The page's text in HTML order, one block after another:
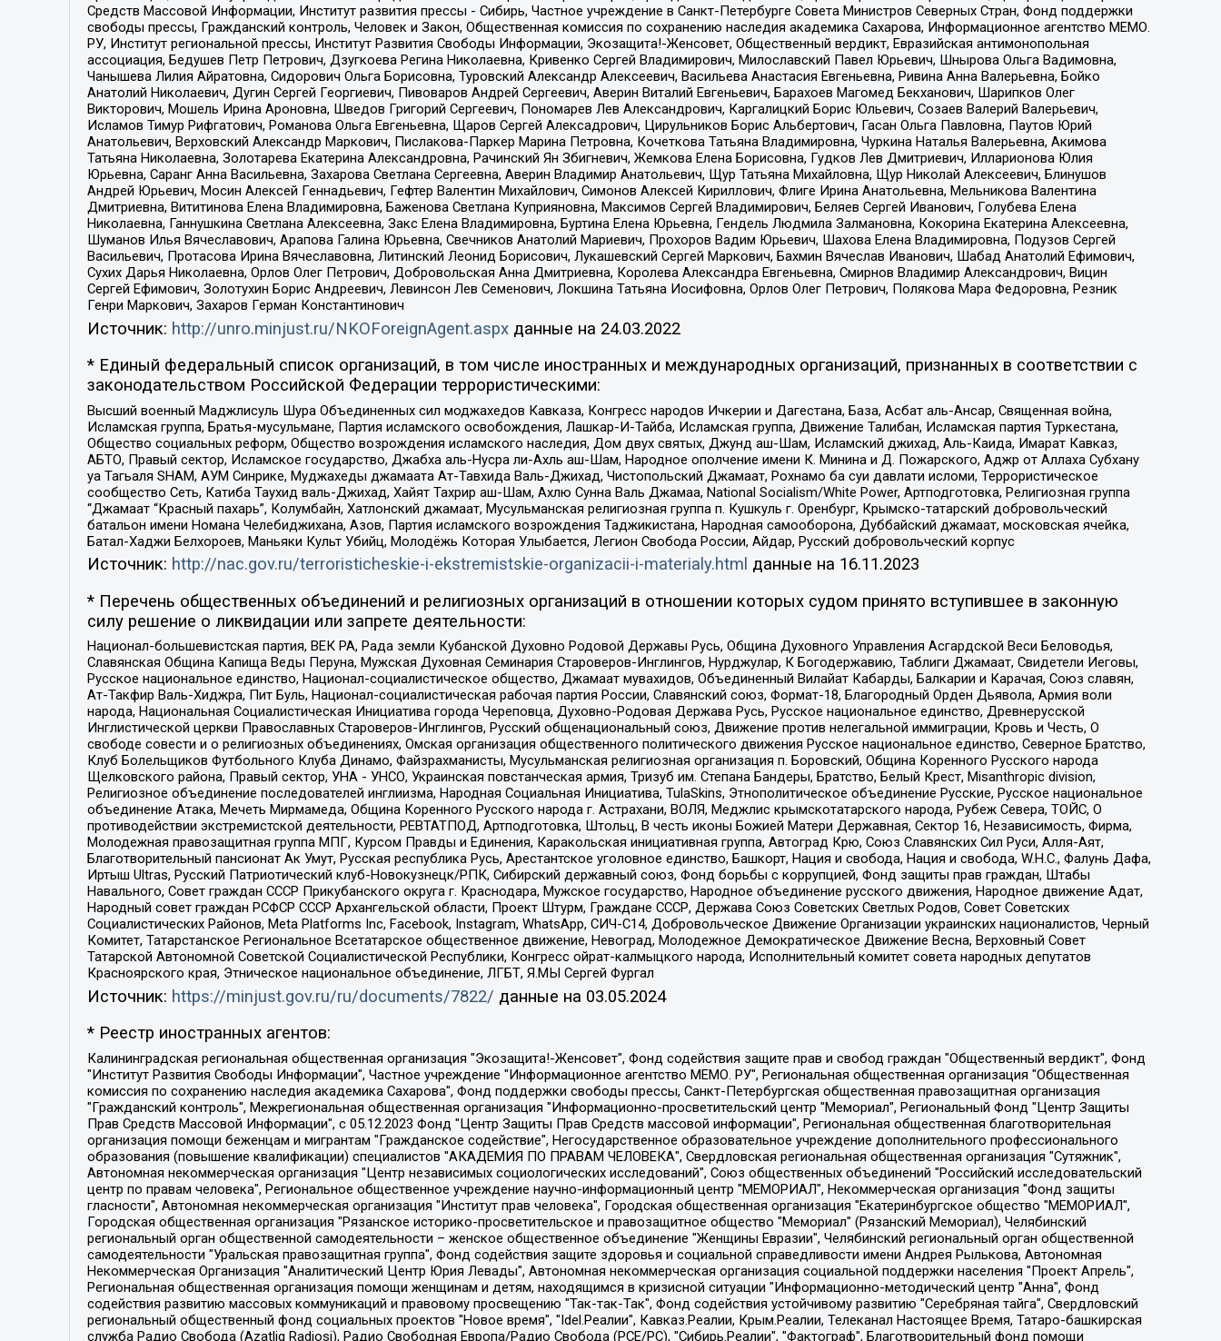
Средств Массовой Информации, Институт развития прессы - Сибирь, Частное учреждение в Санкт-Петербурге Совета Министров Северных Стран, Фонд поддержки
свободы прессы, Гражданский контроль, Человек и Закон, Общественная комиссия по сохранению наследия академика Сахарова, Информационное агентство МЕМО.
РУ, Институт региональной прессы, Институт Развития Свободы Информации, Экозащита!-Женсовет, Общественный вердикт, Евразийская антимонопольная
ассоциация, Бедушев Петр Петрович, Дзугкоева Регина Николаевна, Кривенко Сергей Владимирович, Милославский Павел Юрьевич, Шнырова Ольга Вадимовна,
Чанышева Лилия Айратовна, Сидорович Ольга Борисовна, Туровский Александр Алексеевич, Васильева Анастасия Евгеньевна, Ривина Анна Валерьевна, Бойко
Анатолий Николаевич, Дугин Сергей Георгиевич, Пивоваров Андрей Сергеевич, Аверин Виталий Евгеньевич, Барахоев Магомед Бекханович, Шарипков Олег
Викторович, Мошель Ирина Ароновна, Шведов Григорий Сергеевич, Пономарев Лев Александрович, Каргалицкий Борис Юльевич, Созаев Валерий Валерьевич,
Исламов Тимур Рифгатович, Романова Ольга Евгеньевна, Щаров Сергей Алексадрович, Цирульников Борис Альбертович, Гасан Ольга Павловна, Паутов Юрий
Анатольевич, Верховский Александр Маркович, Пислакова-Паркер Марина Петровна, Кочеткова Татьяна Владимировна, Чуркина Наталья Валерьевна, Акимова
Татьяна Николаевна, Золотарева Екатерина Александровна, Рачинский Ян Збигневич, Жемкова Елена Борисовна, Гудков Лев Дмитриевич, Илларионова Юлия
Юрьевна, Саранг Анна Васильевна, Захарова Светлана Сергеевна, Аверин Владимир Анатольевич, Щур Татьяна Михайловна, Щур Николай Алексеевич, Блинушов
Андрей Юрьевич, Мосин Алексей Геннадьевич, Гефтер Валентин Михайлович, Симонов Алексей Кириллович, Флиге Ирина Анатольевна, Мельникова Валентина
Дмитриевна, Вититинова Елена Владимировна, Баженова Светлана Куприяновна, Максимов Сергей Владимирович, Беляев Сергей Иванович, Голубева Елена
Николаевна, Ганнушкина Светлана Алексеевна, Закс Елена Владимировна, Буртина Елена Юрьевна, Гендель Людмила Залмановна, Кокорина Екатерина Алексеевна,
Шуманов Илья Вячеславович, Арапова Галина Юрьевна, Свечников Анатолий Мариевич, Прохоров Вадим Юрьевич, Шахова Елена Владимировна, Подузов Сергей
Васильевич, Протасова Ирина Вячеславовна, Литинский Леонид Борисович, Лукашевский Сергей Маркович, Бахмин Вячеслав Иванович, Шабад Анатолий Ефимович,
Сухих Дарья Николаевна, Орлов Олег Петрович, Добровольская Анна Дмитриевна, Королева Александра Евгеньевна, Смирнов Владимир Александрович, Вицин
Сергей Ефимович, Золотухин Борис Андреевич, Левинсон Лев Семенович, Локшина Татьяна Иосифовна, Орлов Олег Петрович, Полякова Мара Федоровна, Резник
Генри Маркович, Захаров Герман Константинович
Источник: http://unro.minjust.ru/NKOForeignAgent.aspxданные на 24.03.2022
* Единый федеральный список организаций, в том числе иностранных и международных организаций, признанных в соответствии с
законодательством Российской Федерации террористическими:
Высший военный Маджлисуль Шура Объединенных сил моджахедов Кавказа, Конгресс народов Ичкерии и Дагестана, База, Асбат аль-Ансар, Священная война,
Исламская группа, Братья-мусульмане, Партия исламского освобождения, Лашкар-И-Тайба, Исламская группа, Движение Талибан, Исламская партия Туркестана,
Общество социальных реформ, Общество возрождения исламского наследия, Дом двух святых, Джунд аш-Шам, Исламский джихад, Аль-Каида, Имарат Кавказ,
АБТО, Правый сектор, Исламское государство, Джабха аль-Нусра ли-Ахль аш-Шам, Народное ополчение имени К. Минина и Д. Пожарского, Аджр от Аллаха Субхану
уа Тагьаля SHAM, АУМ Синрике, Муджахеды джамаата Ат-Тавхида Валь-Джихад, Чистопольский Джамаат, Рохнамо ба суи давлати исломи, Террористическое
сообщество Сеть, Катиба Таухид валь-Джихад, Хайят Тахрир аш-Шам, Ахлю Сунна Валь Джамаа, National Socialism/White Power, Артподготовка, Религиозная группа
“Джамаат “Красный пахарь”, Колумбайн, Хатлонский джамаат, Мусульманская религиозная группа п. Кушкуль г. Оренбург, Крымско-татарский добровольческий
батальон имени Номана Челебиджихана, Азов, Партия исламского возрождения Таджикистана, Народная самооборона, Дуббайский джамаат, московская ячейка,
Батал-Хаджи Белхороев, Маньяки Культ Убийц, Молодёжь Которая Улыбается, Легион Свобода России, Айдар, Русский добровольческий корпус
Источник: http://nac.gov.ru/terroristicheskie-i-ekstremistskie-organizacii-i-materialy.html данные на 16.11.2023
* Перечень общественных объединений и религиозных организаций в отношении которых судом принято вступившее в законную
силу решение о ликвидации или запрете деятельности:
Национал-большевистская партия, ВЕК РА, Рада земли Кубанской Духовно Родовой Державы Русь, Община Духовного Управления Асгардской Веси Беловодья,
Славянская Община Капища Веды Перуна, Мужская Духовная Семинария Староверов-Инглингов, Нурджулар, К Богодержавию, Таблиги Джамаат, Свидетели Иеговы,
Русское национальное единство, Национал-социалистическое общество, Джамаат мувахидов, Объединенный Вилайат Кабарды, Балкарии и Карачая, Союз славян,
Ат-Такфир Валь-Хиджра, Пит Буль, Национал-социалистическая рабочая партия России, Славянский союз, Формат-18, Благородный Орден Дьявола, Армия воли
народа, Национальная Социалистическая Инициатива города Череповца, Духовно-Родовая Держава Русь, Русское национальное единство, Древнерусской
Инглистической церкви Православных Староверов-Инглингов, Русский общенациональный союз, Движение против нелегальной иммиграции, Кровь и Честь, О
свободе совести и о религиозных объединениях, Омская организация общественного политического движения Русское национальное единство, Северное Братство,
Клуб Болельщиков Футбольного Клуба Динамо, Файзрахманисты, Мусульманская религиозная организация п. Боровский, Община Коренного Русского народа
Щелковского района, Правый сектор, УНА - УНСО, Украинская повстанческая армия, Тризуб им. Степана Бандеры, Братство, Белый Крест, Misanthropic division,
Религиозное объединение последователей инглиизма, Народная Социальная Инициатива, TulaSkins, Этнополитическое объединение Русские, Русское национальное
объединение Атака, Мечеть Мирмамеда, Община Коренного Русского народа г. Астрахани, ВОЛЯ, Меджлис крымскотатарского народа, Рубеж Севера, ТОЙС, О
противодействии экстремистской деятельности, РЕВТАТПОД, Артподготовка, Штольц, В честь иконы Божией Матери Державная, Сектор 16, Независимость, Фирма,
Молодежная правозащитная группа МПГ, Курсом Правды и Единения, Каракольская инициативная группа, Автоград Крю, Союз Славянских Сил Руси, Алля-Аят,
Благотворительный пансионат Ак Умут, Русская республика Русь, Арестантское уголовное единство, Башкорт, Нация и свобода, Нация и свобода, W.H.С., Фалунь Дафа,
Иртыш Ultras, Русский Патриотический клуб-Новокузнецк/РПК, Сибирский державный союз, Фонд борьбы с коррупцией, Фонд защиты прав граждан, Штабы
Навального, Совет граждан СССР Прикубанского округа г. Краснодара, Мужское государство, Народное объединение русского движения, Народное движение Адат,
Народный совет граждан РСФСР СССР Архангельской области, Проект Штурм, Граждане СССР, Держава Союз Советских Светлых Родов, Совет Советских
Социалистических Районов, Meta Platforms Inc, Facebook, Instagram, WhatsApp, СИЧ-С14, Добровольческое Движение Организации украинских националистов, Черный
Комитет, Татарстанское Региональное Всетатарское общественное движение, Невоград, Молодежное Демократическое Движение Весна, Верховный Совет
Татарской Автономной Советской Социалистической Республики, Конгресс ойрат-калмыцкого народа, Исполнительный комитет совета народных депутатов
Красноярского края, Этническое национальное объединение, ЛГБТ, Я.МЫ Сергей Фургал
Источник: https://minjust.gov.ru/ru/documents/7822/ данные на 03.05.2024
* Реестр иностранных агентов:
Калининградская региональная общественная организация "Экозащита!-Женсовет", Фонд содействия защите прав и свобод граждан "Общественный вердикт", Фонд "Институт Развития Свободы Информации", Частное учреждение "Информационное агентство МЕМО. РУ", Региональная общественная организация "Общественная комиссия по сохранению наследия академика Сахарова", Фонд поддержки свободы прессы, Санкт-Петербургская общественная правозащитная организация "Гражданский контроль", Межрегиональная общественная организация "Информационно-просветительский центр "Мемориал", Региональный Фонд "Центр Защиты Прав Средств Массовой Информации", с 05.12.2023 Фонд "Центр Защиты Прав Средств массовой информации", Региональная общественная благотворительная организация помощи беженцам и мигрантам "Гражданское содействие", Негосударственное образовательное учреждение дополнительного профессионального образования (повышение квалификации) специалистов "АКАДЕМИЯ ПО ПРАВАМ ЧЕЛОВЕКА", Свердловская региональная общественная организация "Сутяжник", Автономная некоммерческая организация "Центр независимых социологических исследований", Союз общественных объединений "Российский исследовательский центр по правам человека", Региональное общественное учреждение научно-информационный центр "МЕМОРИАЛ", Некоммерческая организация "Фонд защиты гласности", Автономная некоммерческая организация "Институт прав человека", Городская общественная организация "Екатеринбургское общество "МЕМОРИАЛ", Городская общественная организация "Рязанское историко-просветительское и правозащитное общество "Мемориал" (Рязанский Мемориал), Челябинский региональный орган общественной самодеятельности – женское общественное объединение "Женщины Евразии", Челябинский региональный орган общественной самодеятельности "Уральская правозащитная группа", Фонд содействия защите здоровья и социальной справедливости имени Андрея Рылькова, Автономная Некоммерческая Организация "Аналитический Центр Юрия Левады", Автономная некоммерческая организация социальной поддержки населения "Проект Апрель", Региональная общественная организация помощи женщинам и детям, находящимся в кризисной ситуации "Информационно-методический центр "Анна", Фонд содействия развитию массовых коммуникаций и правовому просвещению "Так-так-Так", Фонд содействия устойчивому развитию "Серебряная тайга", Свердловский региональный общественный фонд социальных проектов "Новое время", "Idel.Реалии", Кавказ.Реалии, Крым.Реалии, Телеканал Настоящее Время, Татаро-башкирская служба Радио Свобода (Azatliq Radiosi), Радио Свободная Европа/Радио Свобода (PCE/PC), "Сибирь.Реалии", "Фактограф", Благотворительный фонд помощи осужденным и их семьям, Автономная некоммерческая организация "Институт глобализации и социальных движений", Фонд "В защиту прав заключенных", Частное учреждение "Центр поддержки и содействия развитию средств массовой информации", Пензенский региональный общественный благотворительный фонд "Гражданский союз", "Север.Реалии", Некоммерческая организация Фонд "Правовая инициатива", Общество с ограниченной ответственностью "Радио Свободная Европа/Радио Свобода", Чешское информационное агентство "MEDIUM-ORIENT", Красноярская региональная общественная организация "Мы против СПИДа", Камалягин Денис Николаевич, Маркелов Сергей Евгеньевич, Пономарев Лев Александрович, Савицкая Людмила Алексеевна, Автономная некоммерческая организация "Центр по работе с проблемой насилия "НАСИЛИЮ.НЕТ", Межрегиональный профессиональный союз работников здравоохранения "Альянс врачей", Юридическое лицо, зарегистрированное в Латвийской Республике, SIA "Medusa Project" (регистрационный номер 40103797863, дата регистрации 10.06.2014), Некоммерческая организация "Фонд по борьбе с коррупцией", Автономная некоммерческая организация "Институт права и публичной политики", Баданин Роман Сергеевич, Гликин Максим Александрович, Железнова Мария Михайловна, Лукьянова Юлия Сергеевна, Маетная Елизавета Витальевна, Маняхин Петр Борисович, Чуракова Ольга Владимировна, Ярош Юлия Петровна, Юридическое лицо "The Insider SIA", зарегистрированное в Риге, Латвийская Республика (дата регистрации 26.06.2015), являющееся администратором доменного имени интернет-издания "The Insider SIA", https://theins.ru, Постернак Алексей Евгеньевич, Рубин Михаил Аркадьевич, Анин Роман Александрович, Юридическое лицо Istories fonds, зарегистрированное в Латвийской Республике (регистрационный номер 50008295751, дата регистрации 24.02.2020), Великовский Дмитрий Александрович, Долинина Ирина Николаевна, Мароховская Алеся Алексеевна, Шлейнов Роман Юрьевич, Шмагун Олеся Валентиновна, Общество с ограниченной ответственностью "Альтаир 2021", Общество с ограниченной ответственностью "Вега 2021", Общество с ограниченной ответственностью "Главный редактор 2021", Общество с ограниченной ответственностью "Ромашки монолит", Важенков Артем Валерьевич, Ивановская областная общественная организация "Центр гендерных исследований", Гурман Юрий Альбертович, Медиапроект "ОВД-Инфо", Егоров Владимир Владимирович, Жилинский Владимир Александрович, Общество с ограниченной ответственностью "ЗП", Иванова София Юрьевна, Карезина Инна Павловна, Кильтау Екатерина Викторовна, Петров Алексей Викторович, Пискунов Сергей Евгеньевич, Смирнов Сергей Сергеевич, Тихонов Михаил Сергеевич, Общество с ограниченной ответственностью "ЖУРНАЛИСТ-ИНОСТРАННЫЙ АГЕНТ", Арапова Галина Юрьевна, Вольтская Татьяна Анатольевна, Американская компания "Mason G.E.S. Anonymous Foundation" (США), являющаяся владельцем интернет-издания https://mnews.world/, Компания "Stichting Bellingcat", зарегистрированная в Нидерландах (дата регистрации 11.07.2018), Захаров Андрей Вячеславович, Клепиковская Екатерина Дмитриевна, Общество с ограниченной ответственностью "МЕМО", Перл Роман Александрович, Симонов Евгений Алексеевич, Соловьева Елена Анатольевна, Сотников Даниил Владимирович, Сурначева Елизавета Дмитриевна, Автономная некоммерческая организация по защите прав человека и информированию населения "Якутия – Наше Мнение", Общество с ограниченной ответственностью "Москоу диджитал медиа", с 26.01.2023 Общество с ограниченной ответственностью "Чайка Белые сады", Ветошкина Валерия Валерьевна, Заговора Максим Александрович, Межрегиональное общественное движение "Российская ЛГБТ - сеть", Оленичев Максим Владимирович, Павлов Иван Юрьевич, Скворцова Елена Сергеевна, Общество с ограниченной ответственностью "Как бы инагент", Кочетков Игорь Викторович, Общество с ограниченной ответственностью "Честные выборы", Еланчик Олег Александрович, Общество с ограниченной ответственностью "Нобелевский призыв", Гималова Регина Эмилевна, Григорьев Андрей Валерьевич, Григорьева Алина Александровна, Ассоциация по содействию защите прав призывников, альтернативнослужащих и военнослужащих "Правозащитная группа "Гражданин.Армия.Право", Хисамова Регина Фаритовна, Автономная некоммерческая организация по реализации социально-правовых программ "Лилит", Дальневосточное общественное движение "Маяк", Санкт-Петербургская ЛГБТ-инициативная группа "Выход", Инициативная группа ЛГБТ+ "Реверс", Алексеев Андрей Викторович, Бекбулатова Таисия Львовна, Беляев Иван Михайлович, Владыкина Елена Сергеевна, Гельман Марат Александрович, Никульшина Вероника Юрьевна, Толоконникова Надежда Андреевна, Шендерович Виктор Анатольевич, Общество с ограниченной ответственностью "Данное сообщение", Общество с ограниченной ответственностью Издательский дом "Новая глава", Айнбиндер Александра Александровна, Московский комьюнити-центр для ЛГБТ+инициатив, Благотворительный фонд развития филантропии, Deutsche Welle (Германия, Kurt-Schumacher-Strasse 3, 53113 Bonn), Борзунова Мария Михайловна, Воробьев Виктор Викторович, Голубева Анна Львовна, Константинова Алла Михайловна, Малкова Ирина Владимировна, Мурадов Мурад Абдулгалимович, Осетинская Елизавета Николаевна, Понасенков Евгений Николаевич, Ганапольский Матвей Юрьевич, Киселев Евгений Алексеевич, Борухович Ирина Григорьевна, Дремин Иван Тимофеевич, Дубровский Дмитрий Викторович, Красноярская региональная общественная организация поддержки и развития альтернативных образовательных технологий и межкультурных коммуникаций "ИНТЕРРА", Маяковская Екатерина Алексеевна, Фейгин Марк Захарович, Филимонов Андрей Викторович, Дзугкоева Регина Николаевна, Доброхотов Роман Александрович, Дудь Юрий Александрович, Елкин Сергей Владимирович, Кругликов Кирилл Игоревич, Сабунаева Мария Леонидовна, Семенов Алексей Владимирович, Шаинян Карен Багратович, Шульман Екатерина Михайловна, Асафьев Артур Валерьевич, Вахштайн Виктор Семенович, Венедиктов Алексей Алексеевич, Лушникова Екатерина Евгеньевна, Волков Леонид Михайлович, Невзоров Александр Глебович, Пархоменко Сергей Борисович, Сироткин Ярослав Николаевич, Кара-Мурза Владимир Владимирович, Баранова Наталья Владимировна, Гозман Леонид Яковлевич, Кагарлицкий Борис Юльевич, Климарев Михаил Валерьевич, Милов Владимир Станиславович, Автономная некоммерческая организация Краснодарский центр современного искусства "Типография", Моргенштерн Алишер Тагирович, Соболь Любовь Эдуардовна, Общество с ограниченной ответственностью "ЛИЗА НОРМ", Каспаров Гарри Кимович, Ходорковский Михаил Борисович, Общество с ограниченной ответственностью "Апрельские тезисы", Данилович Ирина Брониславовна, Кашин Олег Владимирович, Петров Николай Владимирович, Пивоваров Алексей Владимирович, Соколов Михаил Владимирович, Цветкова Юлия Владимировна, Чичваркин Евгений Александрович, Комитет против пыток/Команда против пыток, Общество с ограниченной ответственностью "Первый научный", Общество с ограниченной ответственностью "Вертолет и ко", Белоцерковская Вероника Борисовна, Кац Максим Евгеньевич, Лазарева Татьяна Юрьевна, Шаведдинов Руслан Табризович, Яшин Илья Валерьевич, Общество с ограниченной ответственностью "Иноагент ААВ", Алешковский Дмитрий Петрович, Альбац Евгения Марковна, Быков Дмитрий Львович, Галямина Юлия Евгеньевна, Лойко Сергей Леонидович, Мартынов Кирилл Константинович, Медведев Сергей Александрович, Крашенинников Федор Геннадиевич, Гордеева Катерина Вл